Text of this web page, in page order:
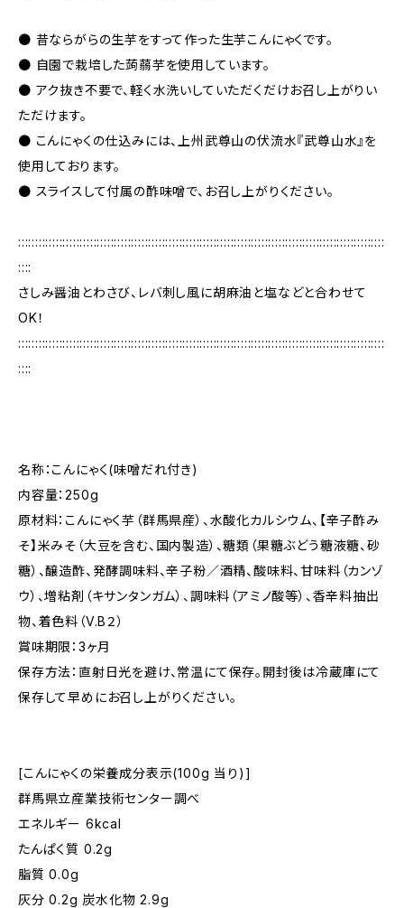
● 昔ならがらの生芋をすって作った生芋こんにゃくです。
● 自園で栽培した蒟蒻芋を使用しています。
● アク抜き不要で、軽く水洗いしていただくだけお召し上がりい
ただけます。
● こんにゃくの仕込みには、上州武尊山の伏流水『武尊山水』を
使用しております。
● スライスして付属の酢味噌で、お召し上がりください。
:::::::::::::::::::::::::::::::::::::::::::::::::::::::::::::::::::::::::::::::::::::::::::::::::::::::::::
::::
さしみ醤油とわさび、レバ刺し風に胡麻油と塩などと合わせて
OK！
:::::::::::::::::::::::::::::::::::::::::::::::::::::::::::::::::::::::::::::::::::::::::::::::::::::::::::
::::
名称：こんにゃく(味噌だれ付き)
内容量：250g
原材料：こんにゃく芋（群馬県産）、水酸化カルシウム、【辛子酢み
そ】米みそ（大豆を含む、国内製造）、糖類（果糖ぶどう糖液糖、砂
糖）、醸造酢、発酵調味料、辛子粉／酒精、酸味料、甘味料（カンゾ
ウ）、増粘剤（キサンタンガム）、調味料（アミノ酸等）、香辛料抽出
物、着色料（V.B２）
賞味期限：3ヶ月
保存方法：直射日光を避け、常温にて保存。開封後は冷蔵庫にて
保存して早めにお召し上がりください。
[こんにゃくの栄養成分表示(100g 当り)]
群馬県立産業技術センター調べ
エネルギー 6kcal
たんぱく質 0.2g
脂質 0.0g
灰分 0.2g 炭水化物 2.9g